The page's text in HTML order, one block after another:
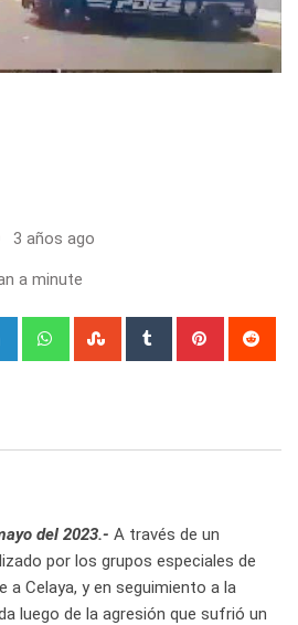
3 años ago
a minute
LinkedIn WhatsappStumbleUpon
Tumblr Pinterest
del 2023.- A través de un
por los grupos especiales de
a Celaya, y en seguimiento a la
luego de la agresión que sufrió un